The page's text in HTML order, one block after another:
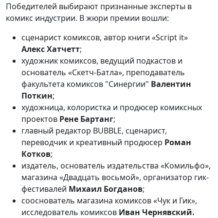
Победителей выбирают признанные эксперты в
комикс индустрии. В жюри премии вошли:
сценарист комиксов, автор книги «Script it»
Алекс Хатчетт;
художник комиксов, ведущий подкастов и
основатель «Скетч-Батла», преподаватель
факультета комиксов "Синергии" Валентин
Поткин;
художница, колористка и продюсер комиксных
проектов Рене Бартанг;
главный редактор BUBBLE, сценарист,
переводчик и креативный продюсер Роман
Котков;
издатель, основатель издательства «Комильфо»,
магазина «Двадцать восьмой», организатор гик-
фестивалей Михаил Богданов;
сооснователь магазина комиксов «Чук и Гик»,
исследователь комиксов Иван Чернявский.